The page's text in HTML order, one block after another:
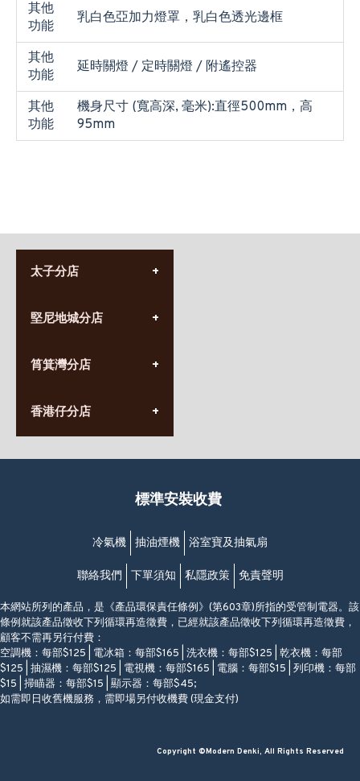
其他
功能
乳白色亞加力燈罩，乳白色透光邊框
其他
功能
延時關燈 / 定時關燈 / 附遙控器
其他
功能
機身尺寸 (寬高深, 毫米):直徑500mm，高
95mm
太子分店
營業時間:
九龍太子太子道西141號
堅尼地城分店
營業時間:
香港堅尼地城卑路乍街
(堅尼地城地鐵站B出口)
筲箕灣分店
營業時間:
(10:00am-20:30pm)
香港仔分店
營業時間:
香港香港仔成都道20-28號
(黃竹坑地鐵站轉4M專線小巴)
標準安裝收費
冷氣機 抽油煙機 浴室寶及抽氣扇
聯絡我們 下單須知 私隱政策 免責聲明
本網站所列的產品，是《產品環保責任條例》(第603章)所指的受管制電器。該
條例就該產品徵收下列循環再造徵費，已經就該產品徵收下列循環再造徵費，
顧客不需再另行付費：
空調機：每部$125 | 電冰箱：每部$165 | 洗衣機：每部$125 | 乾衣機：每部
$125 | 抽濕機：每部$125 | 電視機：每部$165 | 電腦：每部$15 | 列印機：每部
$15 | 掃瞄器：每部$15 | 顯示器：每部$45;
如需即日收舊機服務，需即場另付收機費 (現金支付)
Copyright ©Modern Denki, All Rights Reserved